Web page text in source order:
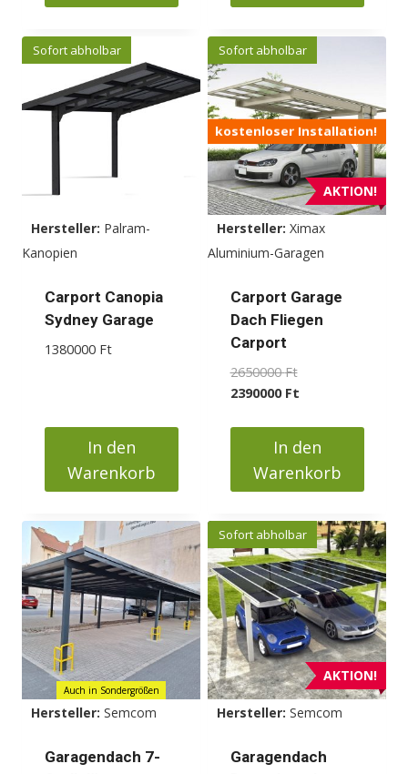
Produkt
weist
mehrere
Varianten
auf.
Die
Optionen
auf
der
Produktseite
gewählt
Produkt
weist
mehrere
Varianten
auf.
Die
Optionen
können
auf
der
Produktseite
gewählt
werden
Sofort abholbar
Hersteller: Palram-
Kanopien
Carport Canopia
Sydney Garage
1380000 Ft
In den
Warenkorb
AKTION!
Sofort abholbar
kostenloser Installation!
Hersteller: Ximax
Aluminium-Garagen
Carport Garage
Dach Fliegen
Carport
2650000FtUrsprünglicher
Preis
2650000 Ft
2390000 FtAktueller
ist:
2390000 Ft.
In den
Warenkorb
Auch in Sondergrößen
Hersteller: Semcom
Garagendach 7-
AKTION!
Sofort abholbar
Hersteller: Semcom
Garagendach